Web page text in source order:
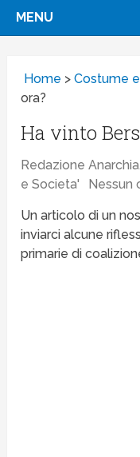
MENU
Home >Costume
ora?
Ha vinto
Redazione
e Societa'
Nessun
Un articolo di un
inviarci alcune
primarie di